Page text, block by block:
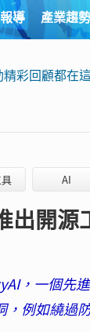
導 產業趨勢
彩回顧都在這
AI
出開
，一個先
，例如繞過